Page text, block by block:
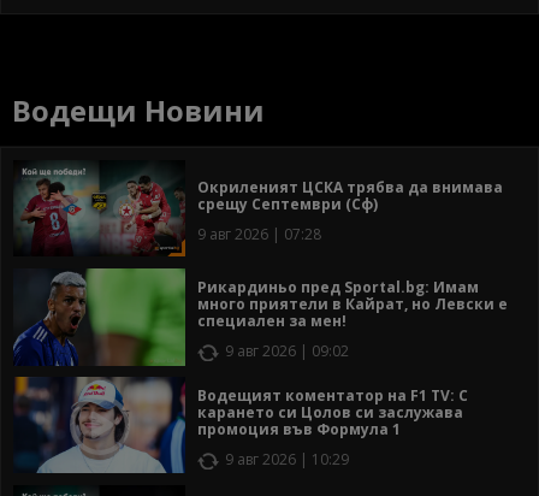
Водещи Новини
Окриленият ЦСКА трябва да внимава
срещу Септември (Сф)
9 авг 2026 | 07:28
Рикардиньо пред Sportal.bg: Имам
много приятели в Кайрат, но Левски е
специален за мен!
9 авг 2026 | 09:02
Водещият коментатор на F1 TV: С
карането си Цолов си заслужава
промоция във Формула 1
9 авг 2026 | 10:29